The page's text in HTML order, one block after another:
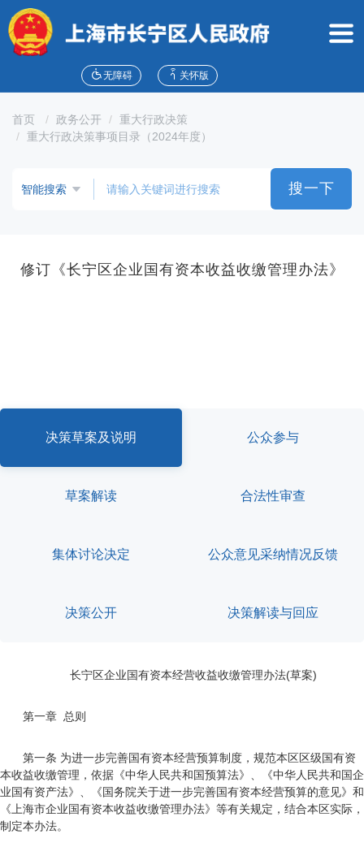
障
碍
说
无障碍 关怀版
首页 政务公开
重大行政决策
重大行政决策事项目录（2024年度）
搜一下
修订《长宁区企业国有资本收益收缴管理办法》
决策草案及说明 公众参与
草案解读 合法性审查
集体讨论决定 公众意见采纳情况反馈
决策公开 决策解读与回应
长宁区企业国有资本经营收益收缴管理办法(草案)
第一章 总则
第一条 为进一步完善国有资本经营预算制度，规范本区区级国有资
本收益收缴管理，依据《中华人民共和国预算法》、《中华人民共和国企
业国有资产法》、《国务院关于进一步完善国有资本经营预算的意见》和
《上海市企业国有资本收益收缴管理办法》等有关规定，结合本区实际，
制定本办法。